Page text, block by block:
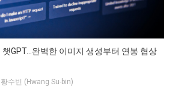
GPT…완벽한 이미지 생성부터 연봉 협상
황수빈 (Hwang Su-bin)